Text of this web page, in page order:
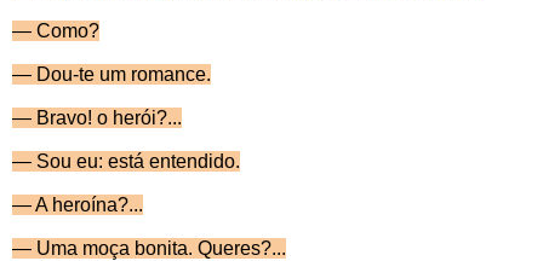
— Como?
— Dou-te um romance.
— Bravo! o herói?...
— Sou eu: está entendido.
— A heroína?...
— Uma moça bonita. Queres?...